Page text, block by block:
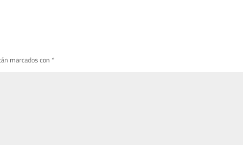
marcados con *